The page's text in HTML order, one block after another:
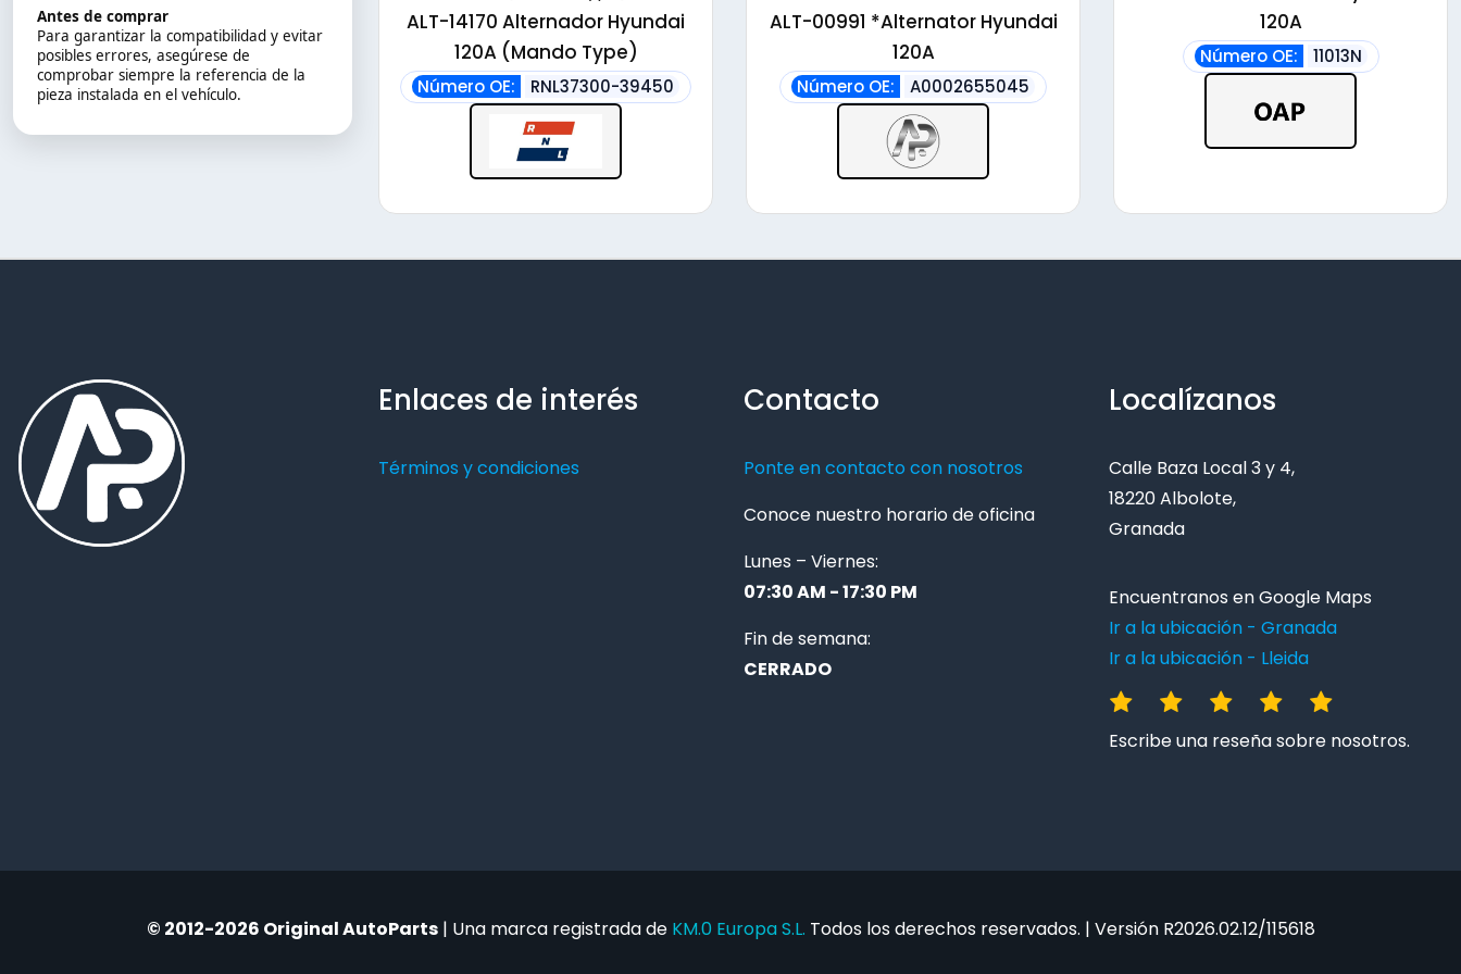
Antes de comprar
Para garantizar la compatibilidad y evitar
posibles errores, asegúrese de
comprobar siempre la referencia de la
pieza instalada en el vehículo.
alto
ALT-14170 Alternador Hyundai
120A (Mando Type)
Número OE: RNL37300-39450
ALT-00991 *Alternator Hyundai
120A
Número OE: A0002655045
120A
Número OE: 11013N
Enlaces de interés
Términos y condiciones
Contacto
Ponte en contacto con nosotros
Conoce nuestro horario de oficina
Lunes – Viernes:
07:30 AM - 17:30 PM
Fin de semana:
CERRADO
Localízanos
Calle Baza Local 3 y 4,
18220 Albolote,
Granada
Encuentranos en Google Maps
Ir a la ubicación - Granada
Ir a la ubicación - Lleida
Escribe una reseña sobre nosotros.
© 2012-2026 Original AutoParts| Una marca registrada de KM.0 Europa S.L. Todos los derechos reservados. | Versión R2026.02.12/115618